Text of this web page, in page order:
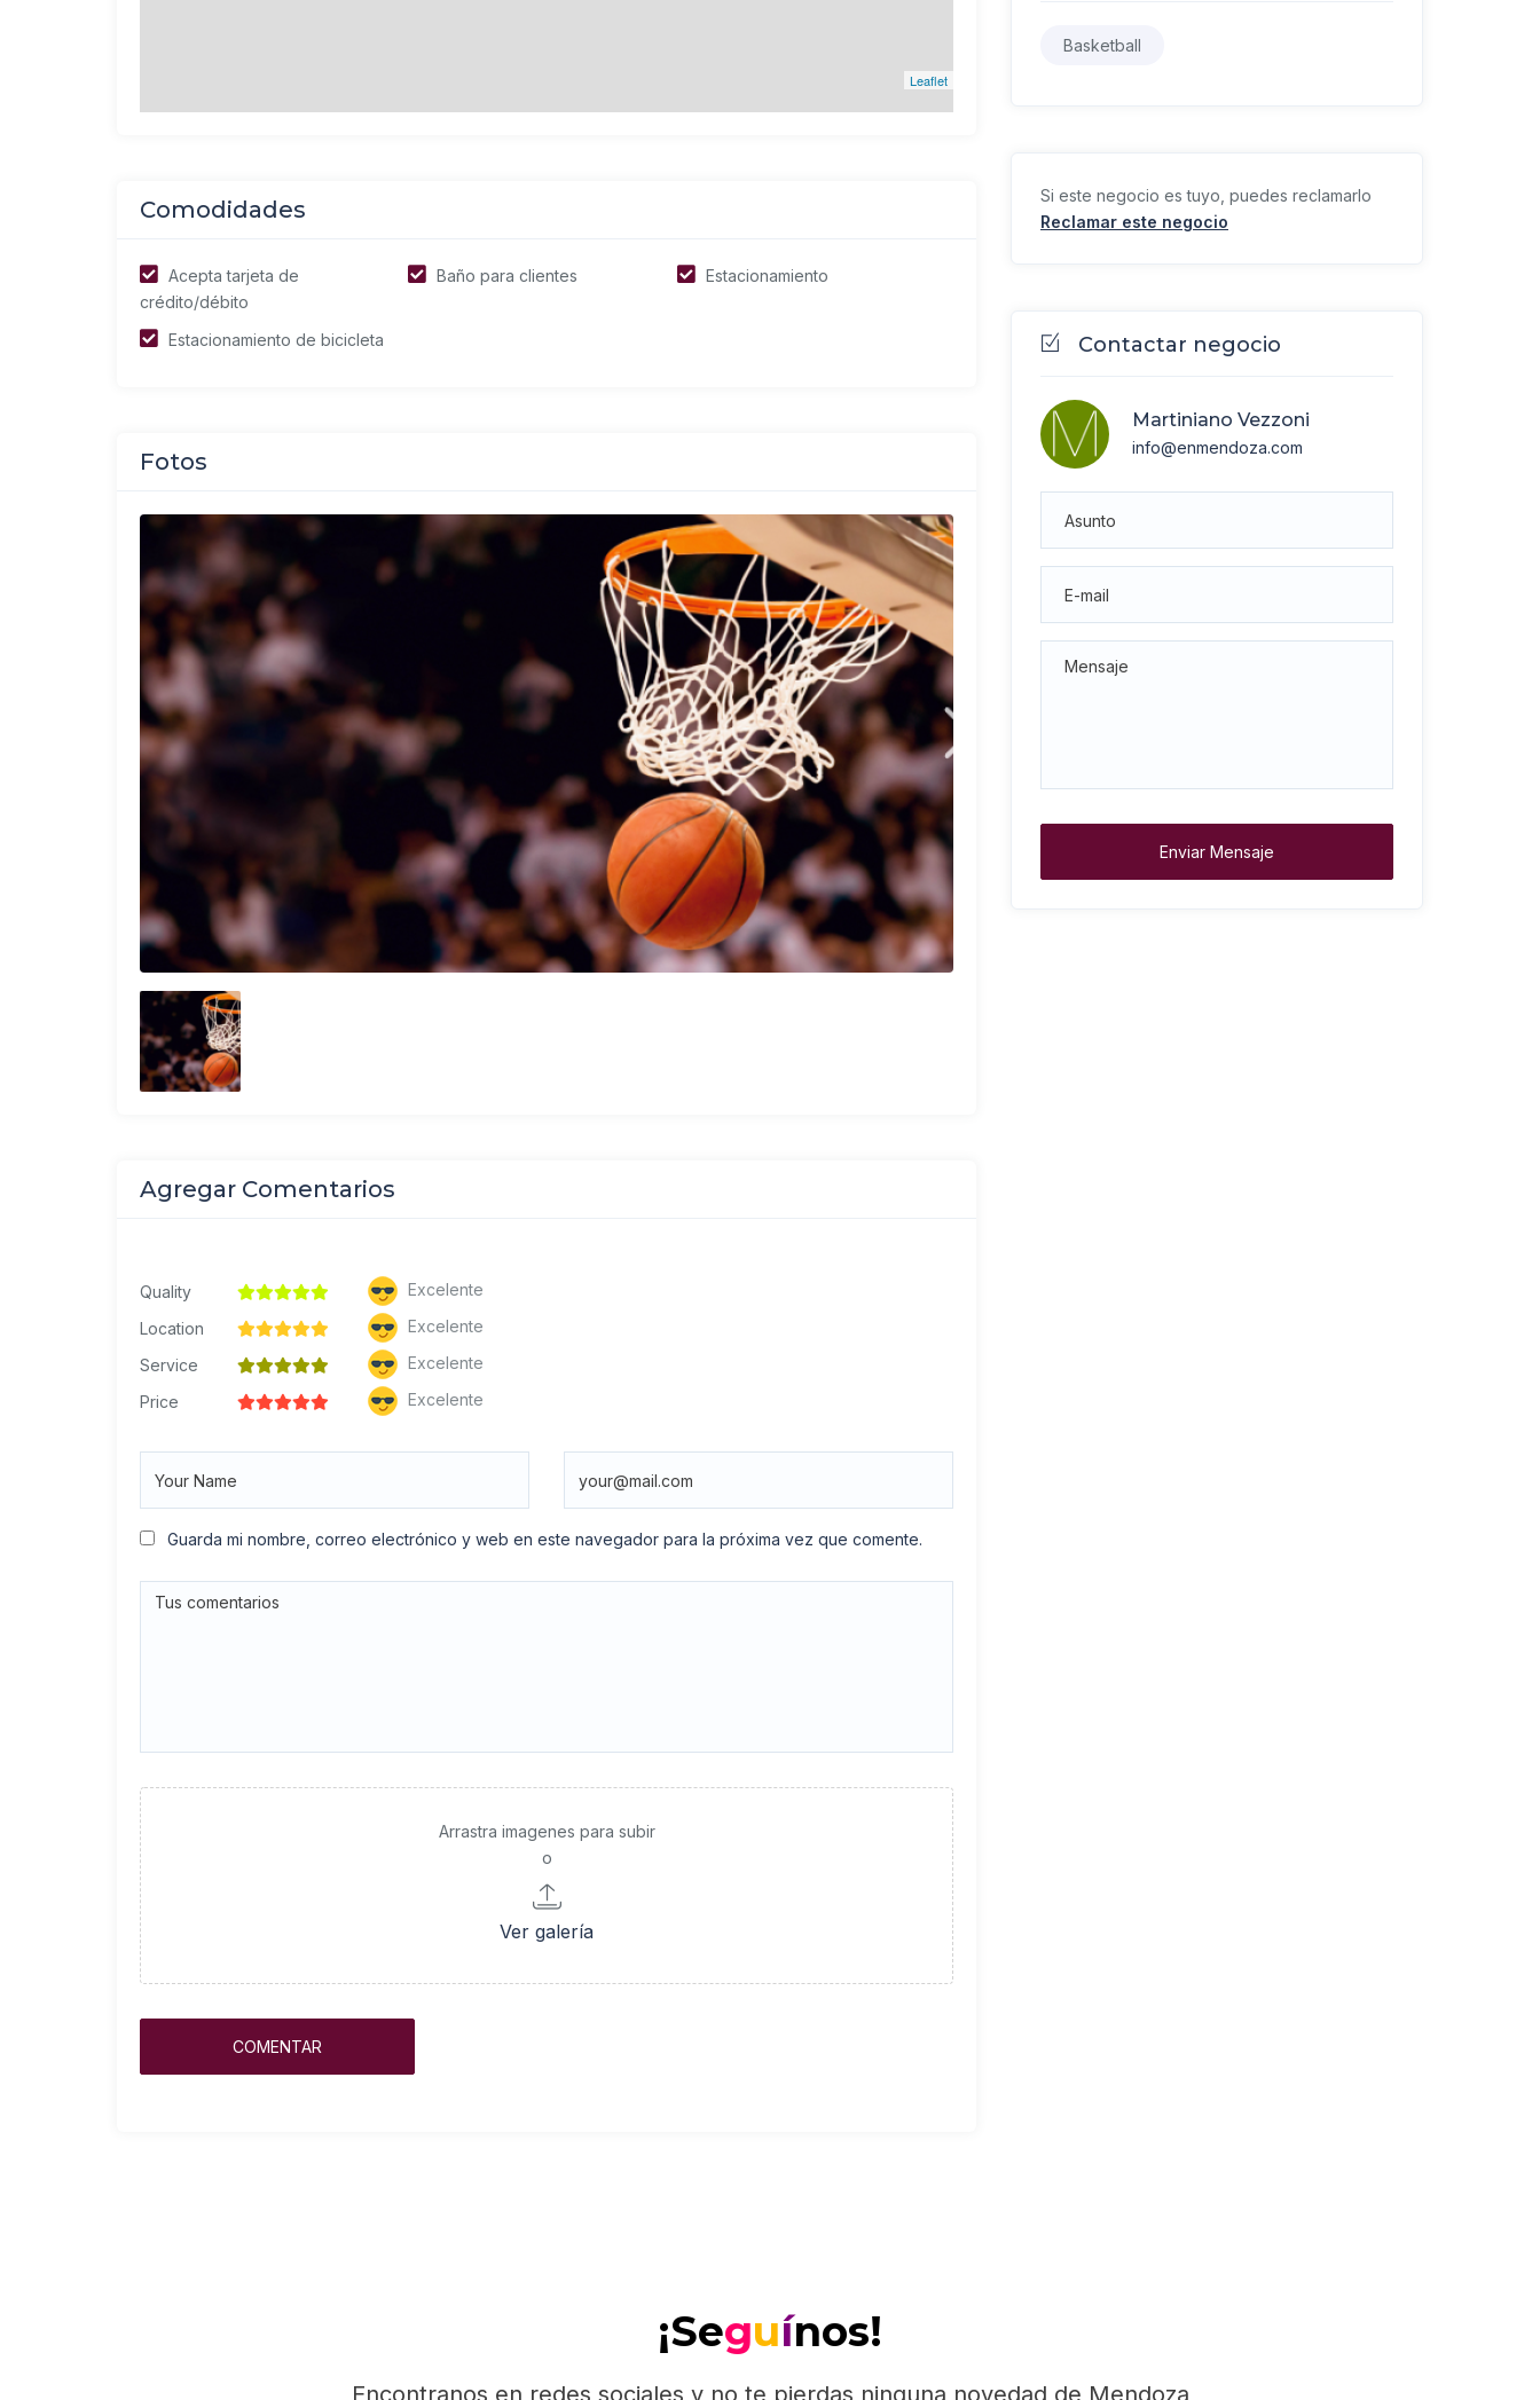
Leaflet
Comodidades
Acepta tarjeta de
crédito/débito
Baño para clientes Estacionamiento
Estacionamiento de bicicleta
Fotos
Agregar Comentarios
Quality
Excelente
Location
Excelente
Service
Excelente
Price
Excelente
Guarda mi nombre, correo electrónico y web en este navegador para la próxima vez que comente.
Arrastra imagenes para subir
o
Ver galería
Basketball
Si este negocio es tuyo, puedes reclamarlo
Reclamar este negocio
Contactar negocio
Martiniano Vezzoni
info@enmendoza.com
Enviar Mensaje
¡Seguínos!
Encontranos en redes sociales y no te pierdas ninguna novedad de Mendoza